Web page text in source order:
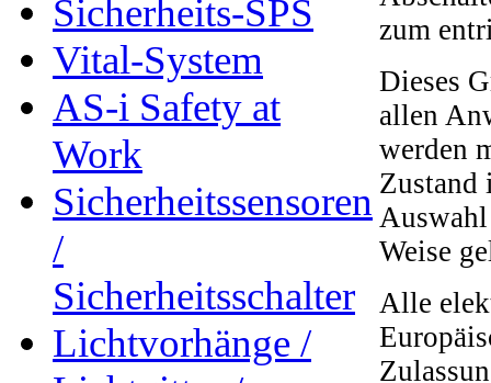
Sicherheits-SPS
Vital-System
AS-i Safety at
Work
Sicherheitssensoren
/
Sicherheitsschalter
Lichtvorhänge /
zum
Dieses
allen
werden
Zustand
Weise
Alle